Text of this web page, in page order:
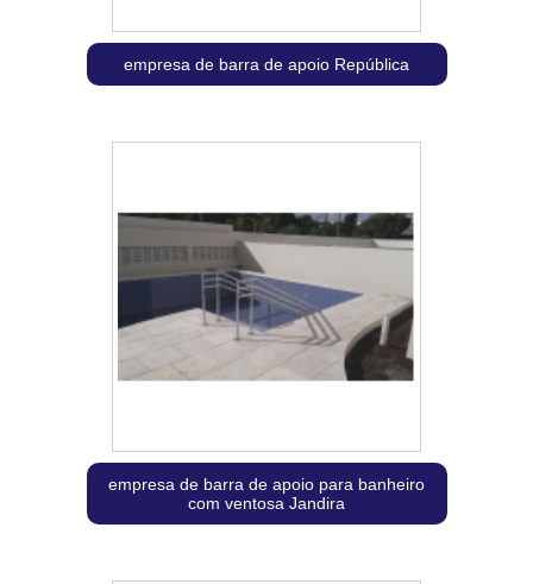
empresa de barra de apoio República
empresa de barra de apoio para banheiro
com ventosa Jandira